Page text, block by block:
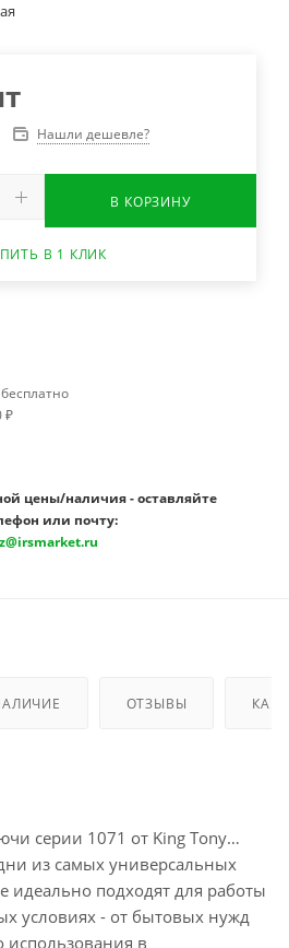
Нашли дешевле?
В КОРЗИНУ
В 1 КЛИК
₽
цены/наличия - оставляйте
или почту:
ОТЗЫВЫ КАК
серии 1071 от King Tony
из самых универсальных
идеально подходят для работы
условиях - от бытовых нужд
использования в